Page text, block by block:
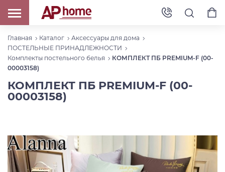
Главная Каталог
Аксессуары для дома
ПОСТЕЛЬНЫЕ ПРИНАДЛЕЖНОСТИ
Комплекты постельного белья
КОМПЛЕКТ ПБ PREMIUM-F (00-
00003158)
КОМПЛЕКТ ПБ PREMIUM-F (00-
00003158)